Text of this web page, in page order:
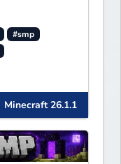
#smp
Minecraft 26.1.1